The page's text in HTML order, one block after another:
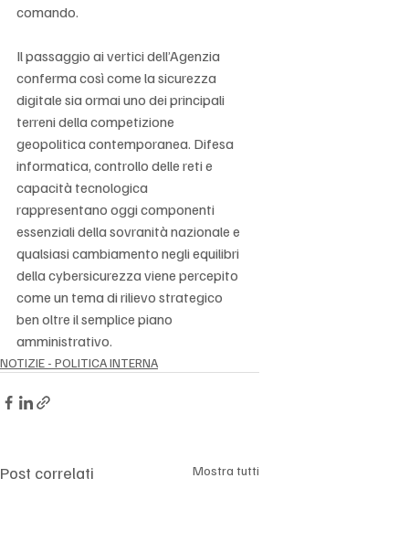
comando.
Il passaggio ai vertici dell’Agenzia
conferma così come la sicurezza
digitale sia ormai uno dei principali
terreni della competizione
geopolitica contemporanea. Difesa
informatica, controllo delle reti e
capacità tecnologica
rappresentano oggi componenti
essenziali della sovranità nazionale e
qualsiasi cambiamento negli equilibri
della cybersicurezza viene percepito
come un tema di rilievo strategico
ben oltre il semplice piano
amministrativo.
NOTIZIE - POLITICA INTERNA
Post correlati Mostra tutti